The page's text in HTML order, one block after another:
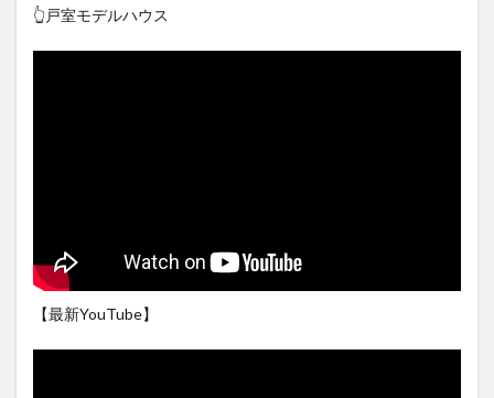
👆戸室モデルハウス
【最新YouTube】